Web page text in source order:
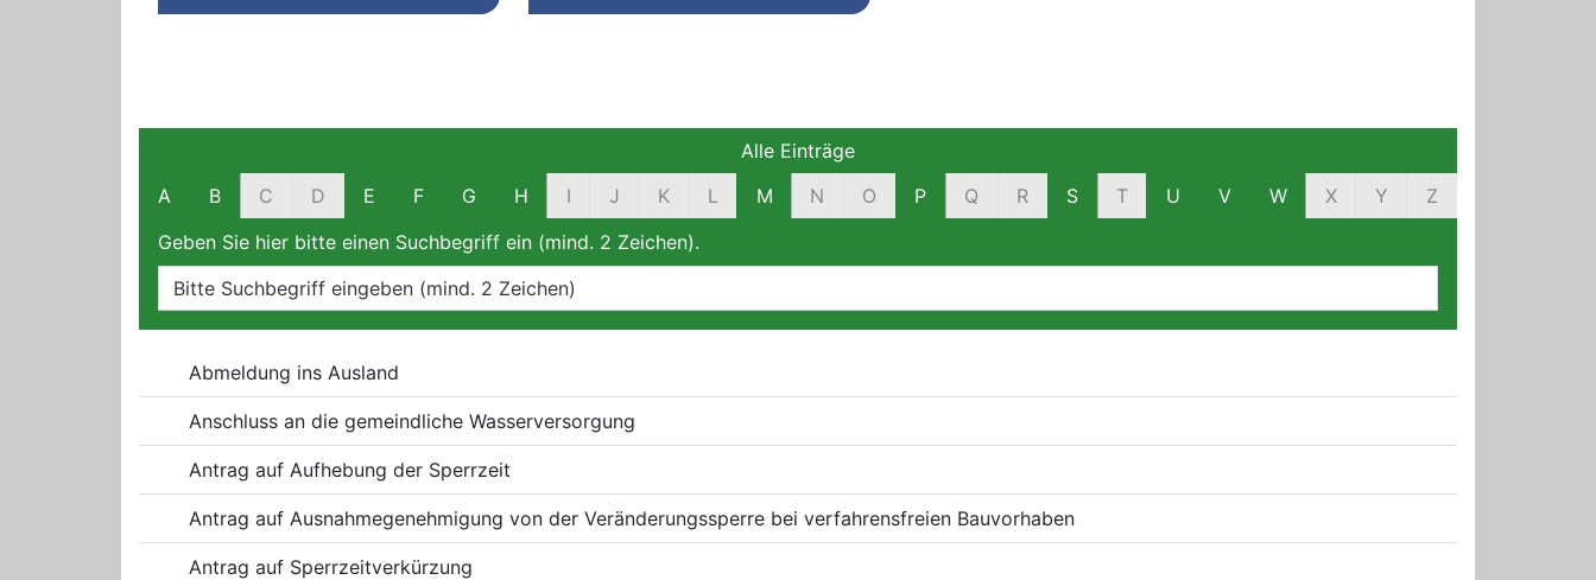
Alle Einträge
A
B C D E F G H I J K L M N O P Q R S T U V W X Y
Z
Geben Sie hier bitte einen Suchbegriff ein (mind. 2 Zeichen).
Abmeldung ins Ausland
Anschluss an die gemeindliche Wasserversorgung
Antrag auf Aufhebung der Sperrzeit
Antrag auf Ausnahmegenehmigung von der Veränderungssperre bei verfahrensfreien Bauvorhaben
Antrag auf Sperrzeitverkürzung